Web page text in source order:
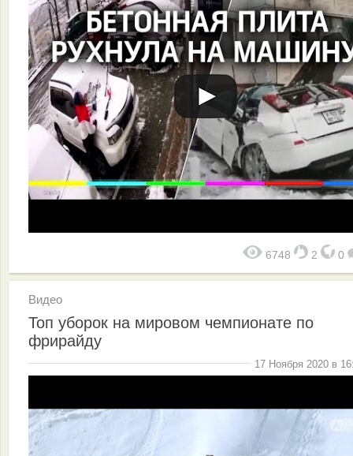
6748 2 0
Видео
Топ уборок на мировом чемпионате по
фрирайду
17 Ноября 2020 в